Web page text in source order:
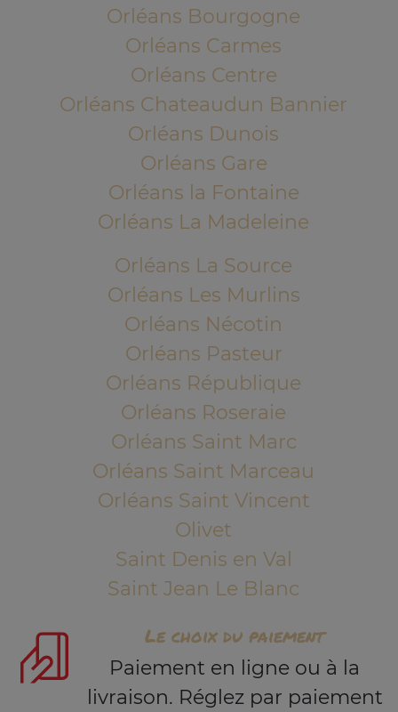
Orléans Bourgogne
Orléans Carmes
Orléans Centre
Orléans Chateaudun Bannier
Orléans Dunois
Orléans Gare
Orléans la Fontaine
Orléans La Madeleine
Orléans La Source
Orléans Les Murlins
Orléans Nécotin
Orléans Pasteur
Orléans République
Orléans Roseraie
Orléans Saint Marc
Orléans Saint Marceau
Orléans Saint Vincent
Olivet
Saint Denis en Val
Saint Jean Le Blanc
Le choix du paiement
Paiement en ligne ou à la
livraison. Réglez par paiement